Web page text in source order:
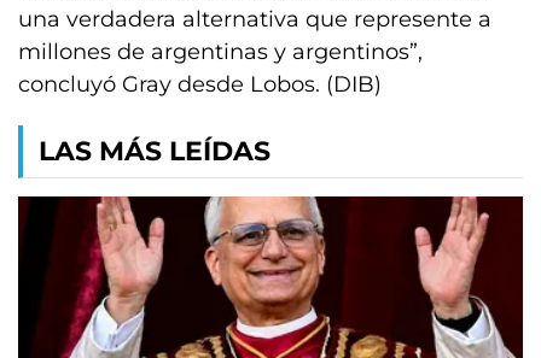
una verdadera alternativa que represente a
millones de argentinas y argentinos”,
concluyó Gray desde Lobos. (DIB)
LAS MÁS LEÍDAS